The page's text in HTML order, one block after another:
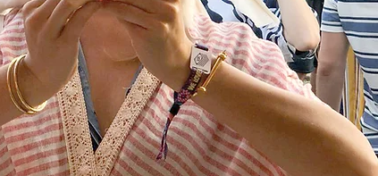
Contactez-nous !